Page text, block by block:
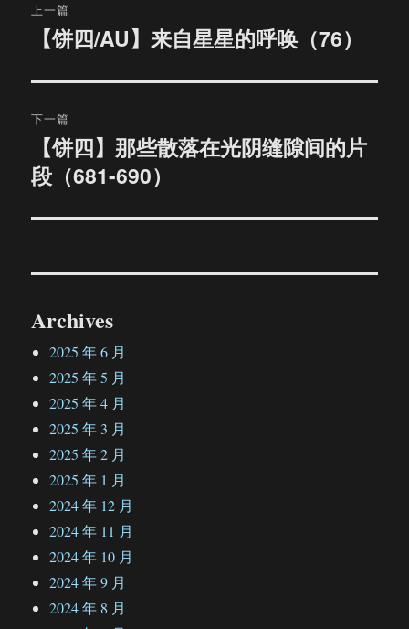
章
航
上一篇
文
章：
【饼四/AU】来自星星的呼唤（76）
下一篇
篇
章：
【饼四】那些散落在光阴缝隙间的片
段（681-690）
Archives
2025 年 6 月
2025 年 5 月
2025 年 4 月
2025 年 3 月
2025 年 2 月
2025 年 1 月
2024 年 12 月
2024 年 11 月
2024 年 10 月
2024 年 9 月
2024 年 8 月